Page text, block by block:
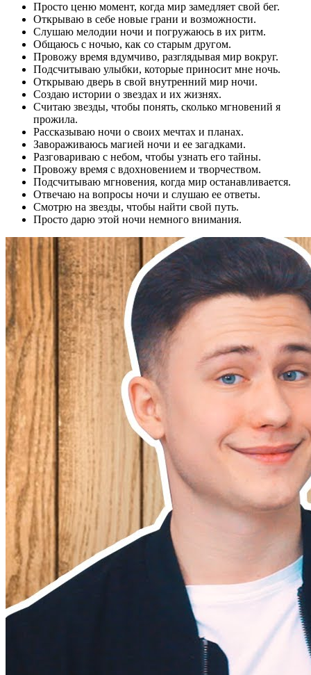
Просто ценю момент, когда мир замедляет свой бег.
Открываю в себе новые грани и возможности.
Слушаю мелодии ночи и погружаюсь в их ритм.
Общаюсь с ночью, как со старым другом.
Провожу время вдумчиво, разглядывая мир вокруг.
Подсчитываю улыбки, которые приносит мне ночь.
Открываю дверь в свой внутренний мир ночи.
Создаю истории о звездах и их жизнях.
Считаю звезды, чтобы понять, сколько мгновений я
прожила.
Рассказываю ночи о своих мечтах и планах.
Завораживаюсь магией ночи и ее загадками.
Разговариваю с небом, чтобы узнать его тайны.
Провожу время с вдохновением и творчеством.
Подсчитываю мгновения, когда мир останавливается.
Отвечаю на вопросы ночи и слушаю ее ответы.
Смотрю на звезды, чтобы найти свой путь.
Просто дарю этой ночи немного внимания.